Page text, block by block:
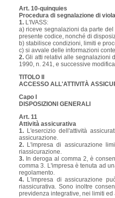
Art. 10-quinquies
Procedura di segnalazione di
1. L'IVASS:
a) riceve segnalazioni da parte
presente codice, nonché di
b) stabilisce condizioni, limiti e
c) si avvale delle informazioni
2. Gli atti relativi alle segnalazioni
1990, n. 241, e successive
TITOLO II
ACCESSO ALL'ATTIVITÀ
Capo I
DISPOSIZIONI GENERALI
Art. 11
Attività assicurativa
1. L'esercizio dell'attività
assicurazione.
2. L'impresa di assicurazione
riassicurazione.
3. In deroga al comma 2, è
comma 3. L'impresa è tenuta ad
regolamento.
4. L'impresa di assicurazione
riassicurativa. Sono inoltre
previdenza integrative, nei limiti